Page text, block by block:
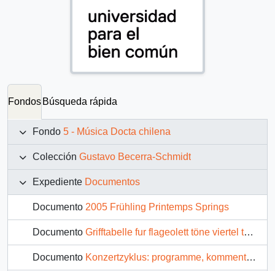
Fondos Búsqueda rápida
Fondo 5 - Música Docta chilena
Colección Gustavo Becerra-Schmidt
Expediente Documentos
Documento 2005 Frühling Printemps Springs
Documento Grifftabelle fur flageolett töne viertel töne und mehrklänge auf der böhm Klarinette
Documento Konzertzyklus: programme, kommentare, texte, noten, bilder, daten